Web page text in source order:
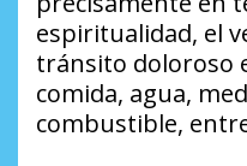
espiritualidad, el
tránsito doloroso
comida, agua,
combustible,